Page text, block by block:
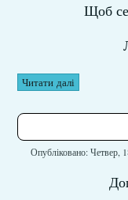
Щоб
Читати далі
Опубліковано: Четвер,